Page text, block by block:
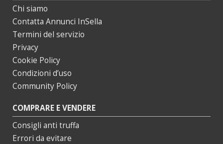
Chi siamo
Contatta Annunci InSella
Termini del servizio
Privacy
Cookie Policy
Condizioni d’uso
Community Policy
COMPRARE E VENDERE
Consigli anti truffa
Errori da evitare